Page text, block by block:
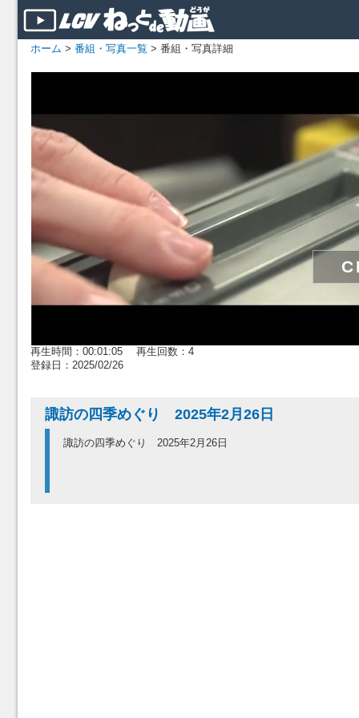
ホーム > 番組・写真一覧 > 番組・写真詳細
再生時間：00:01:05 再生回数：4
登録日：2025/02/26
諏訪の四季めぐり 2025年2月26日
諏訪の四季めぐり 2025年2月26日